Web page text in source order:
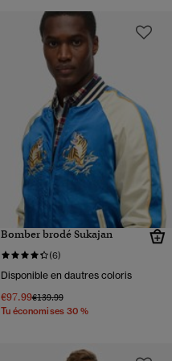
Bomber brodé Sukajan
(6)
Disponible en dautres coloris
€97.99Prix réduit de
€139.99à
Tu économises 30 %